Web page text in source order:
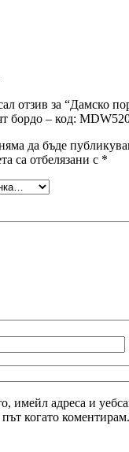
отзив за “Дамско
бордо – код:
да бъде
са отбелязани с *
имейл адреса и
когато коментирам.